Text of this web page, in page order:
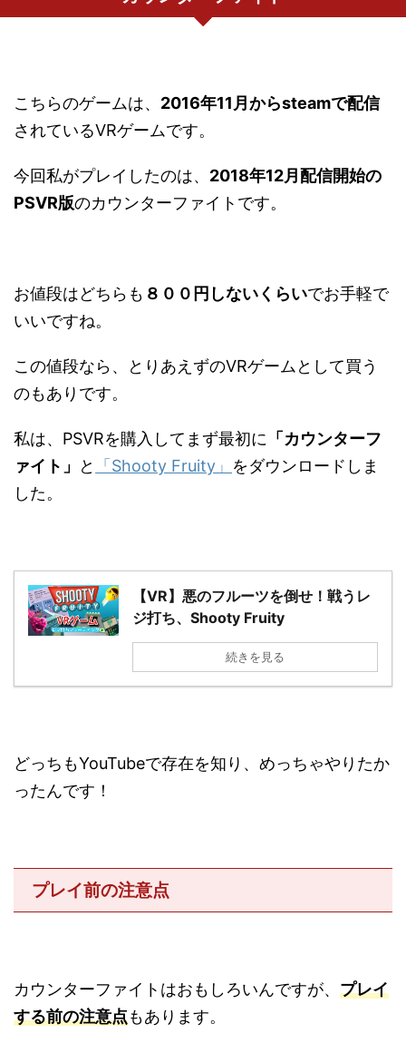
こちらのゲームは、 2016年11月からsteamで配信
されているVRゲームです。
今回私がプレイしたのは、 2018年12月配信開始の
PSVR版のカウンターファイトです。
お値段はどちらも ８００円しないくらいでお手軽で
いいですね。
この値段なら、とりあえずのVRゲームとして買う
のもありです。
私は、PSVRを購入してまず最初に 「カウンターフ
ァイト」
と 「Shooty Fruity」 をダウンロードしま
した。
【VR】悪のフルーツを倒せ！戦うレ
ジ打ち、Shooty Fruity
続きを見る
どっちもYouTubeで存在を知り、めっちゃやりたか
ったんです！
プレイ前の注意点
カウンターファイトはおもしろいんですが、 プレイ
する前の注意点もあります。